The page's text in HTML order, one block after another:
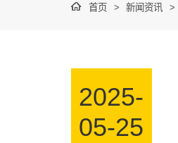
首页 > 新闻资讯 >
2025-
05-25